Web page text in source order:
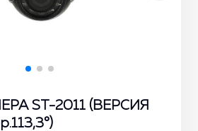
ST-2011 (ВЕРСИЯ